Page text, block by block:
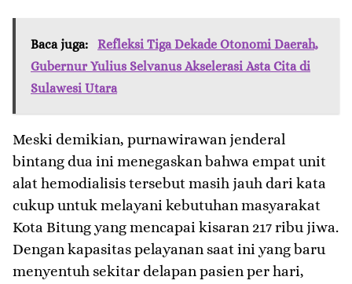
Baca juga:
Refleksi Tiga Dekade Otonomi Daerah,
Gubernur Yulius Selvanus Akselerasi Asta Cita di
Sulawesi Utara
​Meski demikian, purnawirawan jenderal
bintang dua ini menegaskan bahwa empat unit
alat hemodialisis tersebut masih jauh dari kata
cukup untuk melayani kebutuhan masyarakat
Kota Bitung yang mencapai kisaran 217 ribu jiwa.
Dengan kapasitas pelayanan saat ini yang baru
menyentuh sekitar delapan pasien per hari,